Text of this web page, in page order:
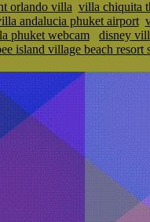
orlando villa villa chiquita
andalucia phuket airport
phuket webcam disney
island village beach resort